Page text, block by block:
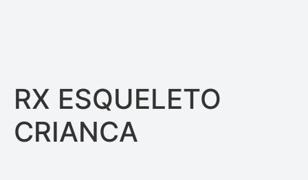
RX ESQUELETO
CRIANCA